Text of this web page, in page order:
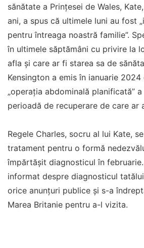
sănătate a Prințesei de Wales,
ani, a spus că ultimele luni au fost
pentru întreaga noastră familie”.
în ultimele săptămâni cu privire la
afla și care ar fi starea sa de
Kensington a emis în ianuarie
„operația abdominală planificată”
perioadă de recuperare de care ar
Regele Charles, socru al lui Kate,
tratament pentru o formă
împărtășit diagnosticul în
informat despre diagnosticul
orice anunțuri publice și s-a
Marea Britanie pentru a-l vizita.